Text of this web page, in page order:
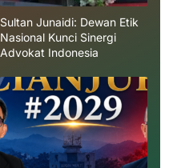
Sultan Junaidi: Dewan Etik
Nasional Kunci Sinergi
Advokat Indonesia